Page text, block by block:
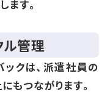
ます。
管理
クは、派遣社員の
もつながります。